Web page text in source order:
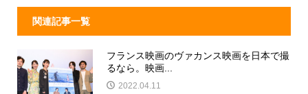
関連記事一覧
フランス映画のヴァカンス映画を日本で撮
るなら。映画...
2022.04.11